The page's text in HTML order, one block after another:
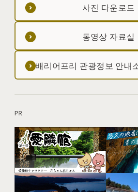
사진 다운로드
동영상 자료실
배리어프리 관광정보 안내
PR